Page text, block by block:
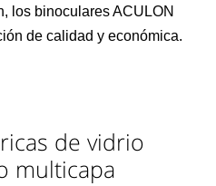
los binoculares ACULON
de calidad y económica.
de vidrio
multicapa